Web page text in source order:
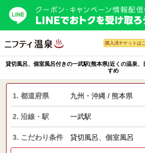
購入済チケットは
貸切風呂、個室風呂付きの一武駅(熊本県)近くの温泉
すめ
1. 都道府県 九州・沖縄 / 熊本県
2. 沿線・駅 一武駅
3. こだわり条件 貸切風呂、個室風呂